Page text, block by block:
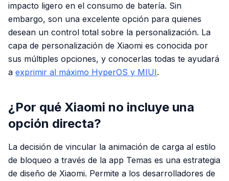
impacto ligero en el consumo de batería. Sin
embargo, son una excelente opción para quienes
desean un control total sobre la personalización. La
capa de personalización de Xiaomi es conocida por
sus múltiples opciones, y conocerlas todas te ayudará
a exprimir al máximo HyperOS y MIUI.
¿Por qué Xiaomi no incluye una
opción directa?
La decisión de vincular la animación de carga al estilo
de bloqueo a través de la app Temas es una estrategia
de diseño de Xiaomi. Permite a los desarrolladores de